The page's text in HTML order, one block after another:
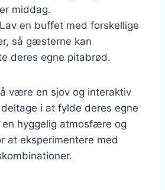
middag.
en buffet med forskellige
så gæsterne kan
deres egne pitabrød.
være en sjov og interaktiv
i at fylde deres egne
hyggelig atmosfære og
at eksperimentere med